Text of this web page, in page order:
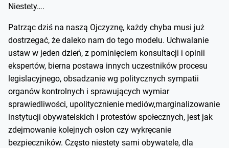
Niestety….
Patrząc dziś na naszą Ojczyznę, każdy chyba musi już
dostrzegać, że daleko nam do tego modelu. Uchwalanie
ustaw w jeden dzień, z pominięciem konsultacji i opinii
ekspertów, bierna postawa innych uczestników procesu
legislacyjnego, obsadzanie wg politycznych sympatii
organów kontrolnych i sprawujących wymiar
sprawiedliwości, upolitycznienie mediów,marginalizowanie
instytucji obywatelskich i protestów społecznych, jest jak
zdejmowanie kolejnych osłon czy wykręcanie
bezpieczników. Często niestety sami obywatele, dla